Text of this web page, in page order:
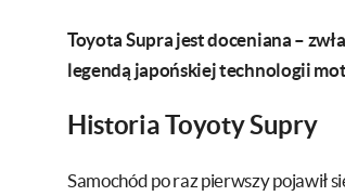
Toyota Supra jest doceniana –
legendą japońskiej technologii
Historia Toyoty Supry
Samochód po raz pierwszy pojawił